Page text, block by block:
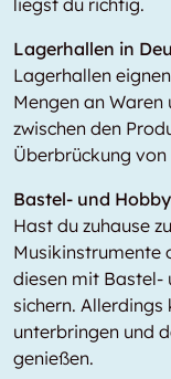
liegst du richtig.
Lagerhallen in
Lagerhallen
Mengen an
zwischen den
Überbrückung von
Bastel- und
Hast du zuhause
Musikinstrumente
diesen mit Bastel-
sichern.
unterbringen und
genießen.